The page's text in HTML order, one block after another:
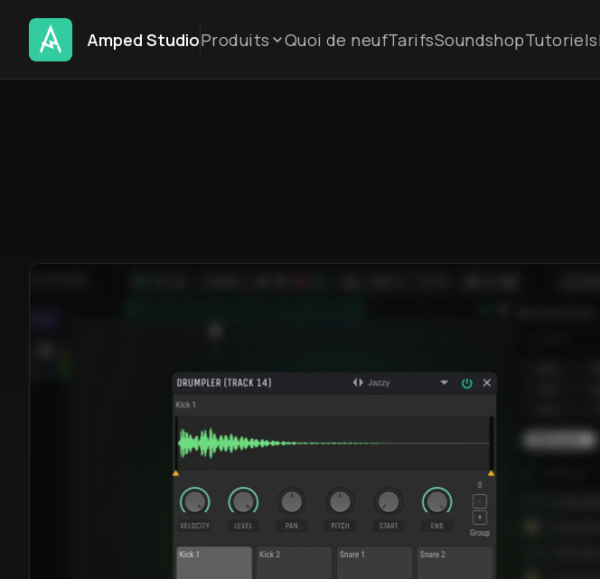
Amped StudioProduits Quoi de neufTarifsSoundshopTutoriels